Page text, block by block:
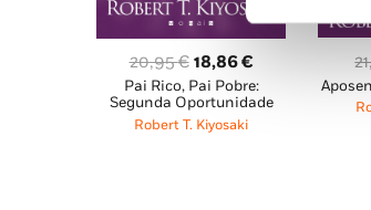
20,95€ O
preço
original
18,86€O
preço
atual
Pai Rico, Pai Pobre:
Segunda Oportunidade
Robert T. Kiyosaki